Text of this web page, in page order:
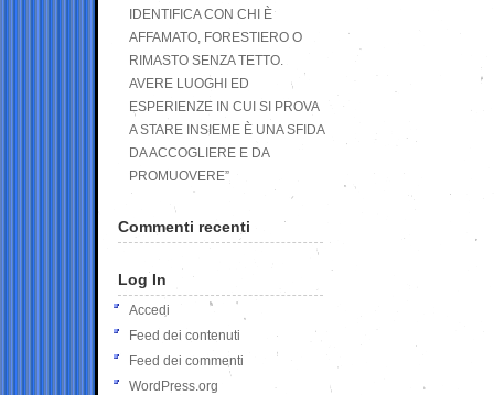
IDENTIFICA CON CHI È
AFFAMATO, FORESTIERO O
RIMASTO SENZA TETTO.
AVERE LUOGHI ED
ESPERIENZE IN CUI SI PROVA
A STARE INSIEME È UNA SFIDA
DA ACCOGLIERE E DA
PROMUOVERE”
Commenti recenti
Log In
Accedi
Feed dei contenuti
Feed dei commenti
WordPress.org